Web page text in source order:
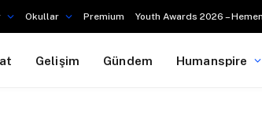
Okullar Premium Youth Awards 2026 –
Gelişim Gündem Humanspire